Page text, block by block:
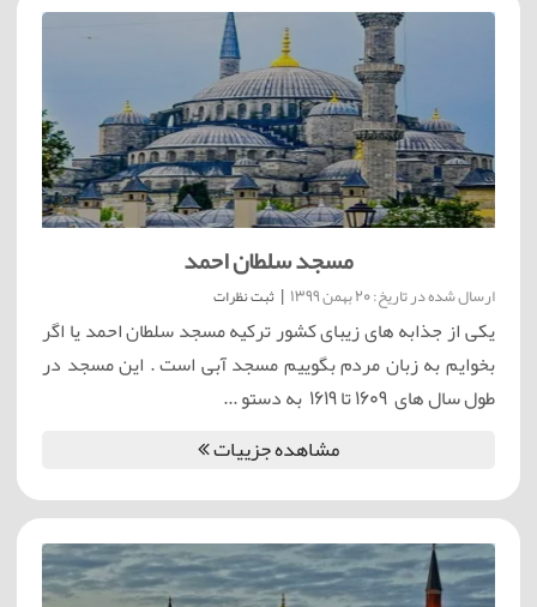
مسجد سلطان احمد
ارسال شده در تاریخ: 20 بهمن 1399 | ثبت نظرات
یکی از جذابه های زیبای کشور ترکیه مسجد سلطان احمد یا اگر
بخوایم به زبان مردم بگوییم مسجد آبی است . این مسجد در
طول سال های 1609 تا 1619 به دستو ...
مشاهده جزییات